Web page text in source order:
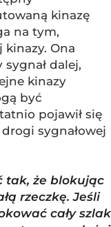
kinazę
na tym,
kinazy. Ona
dalej,
kinazy
być
pojawił się
sygnałowej
tak, że blokując
rzeczkę. Jeśli
cały szlak